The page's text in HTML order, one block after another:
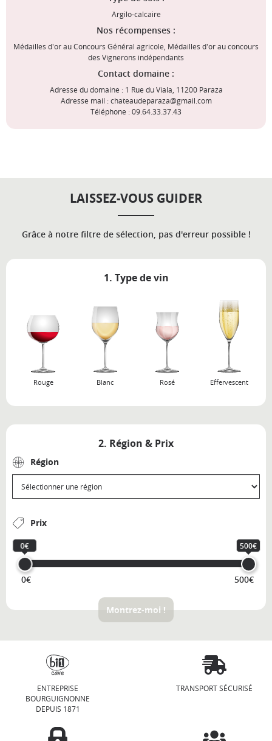
Argilo-calcaire
Nos récompenses :
Médailles d'or au Concours Général agricole, Médailles d'or au concours
des Vignerons indépendants
Contact domaine :
Adresse du domaine : 1 Rue du Viala, 11200 Paraza
Adresse mail : chateaudeparaza@gmail.com
Téléphone : 09.64.33.37.43
LAISSEZ-VOUS GUIDER
Grâce à notre filtre de sélection, pas d'erreur possible !
1. Type de vin
Rouge Blanc Rosé Effervescent
2. Région & Prix
Région
Prix
0€ 500€
0€ 500€
Montrez-moi !
ENTREPRISE
BOURGUIGNONNE
DEPUIS 1871
TRANSPORT SÉCURISÉ